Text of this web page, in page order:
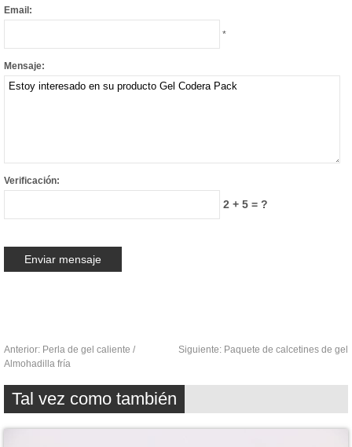
Email:
*
Mensaje:
Verificación:
2 + 5 = ?
Anterior: Perla de gel caliente /
Almohadilla fría
Siguiente: Paquete de calcetines de gel
Tal vez como también